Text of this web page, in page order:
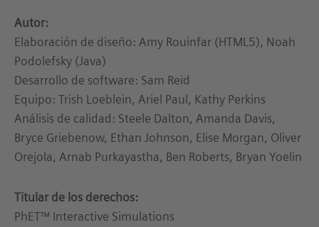
Autor:
Elaboración de diseño: Amy Rouinfar (HTML5), Noah
Podolefsky (Java)
Desarrollo de software: Sam Reid
Equipo: Trish Loeblein, Ariel Paul, Kathy Perkins
Análisis de calidad: Steele Dalton, Amanda Davis,
Bryce Griebenow, Ethan Johnson, Elise Morgan, Oliver
Orejola, Arnab Purkayastha, Ben Roberts, Bryan Yoelin
Titular de los derechos:
PhET™ Interactive Simulations